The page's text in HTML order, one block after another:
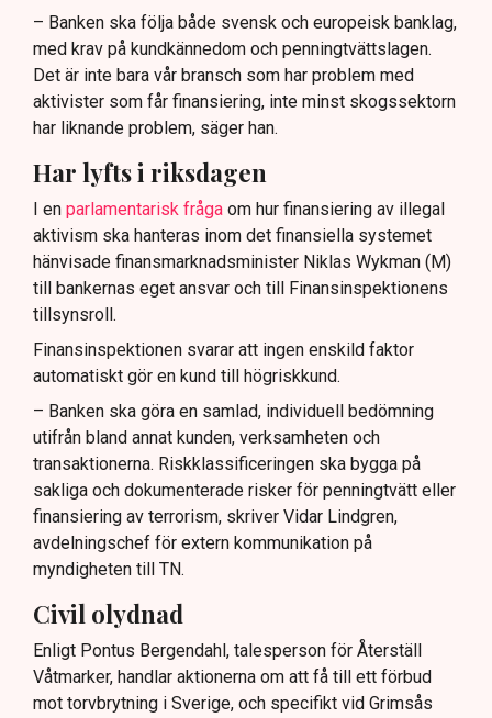
– Banken ska följa både svensk och europeisk banklag,
med krav på kundkännedom och penningtvättslagen.
Det är inte bara vår bransch som har problem med
aktivister som får finansiering, inte minst skogssektorn
har liknande problem, säger han.
Har lyfts i riksdagen
I en parlamentarisk fråga om hur finansiering av illegal
aktivism ska hanteras inom det finansiella systemet
hänvisade finansmarknadsminister Niklas Wykman (M)
till bankernas eget ansvar och till Finansinspektionens
tillsynsroll.
Finansinspektionen svarar att ingen enskild faktor
automatiskt gör en kund till högriskkund.
– Banken ska göra en samlad, individuell bedömning
utifrån bland annat kunden, verksamheten och
transaktionerna. Riskklassificeringen ska bygga på
sakliga och dokumenterade risker för penningtvätt eller
finansiering av terrorism, skriver Vidar Lindgren,
avdelningschef för extern kommunikation på
myndigheten till TN.
Civil olydnad
Enligt Pontus Bergendahl, talesperson för Återställ
Våtmarker, handlar aktionerna om att få till ett förbud
mot torvbrytning i Sverige, och specifikt vid Grimsås